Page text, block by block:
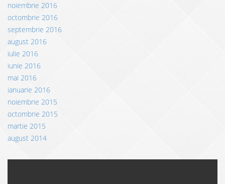
noiembrie 2016
octombrie 2016
septembrie 2016
august 2016
iulie 2016
iunie 2016
mai 2016
ianuarie 2016
noiembrie 2015
octombrie 2015
martie 2015
august 2014